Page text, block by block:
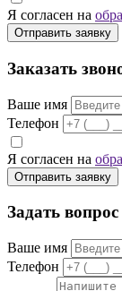
Я согласен на
Отправить заявку
Заказать
Ваше имя
Телефон
Я согласен на
Отправить заявку
Задать вопрос
Ваше имя
Телефон